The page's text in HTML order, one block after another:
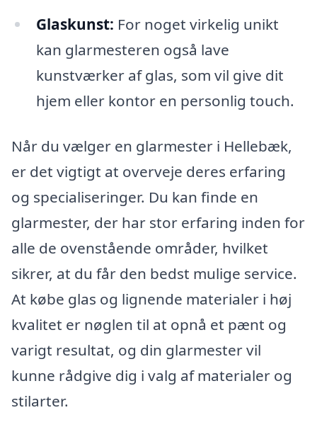
Glaskunst: For noget virkelig unikt
kan glarmesteren også lave
kunstværker af glas, som vil give dit
hjem eller kontor en personlig touch.
Når du vælger en glarmester i Hellebæk,
er det vigtigt at overveje deres erfaring
og specialiseringer. Du kan finde en
glarmester, der har stor erfaring inden for
alle de ovenstående områder, hvilket
sikrer, at du får den bedst mulige service.
At købe glas og lignende materialer i høj
kvalitet er nøglen til at opnå et pænt og
varigt resultat, og din glarmester vil
kunne rådgive dig i valg af materialer og
stilarter.